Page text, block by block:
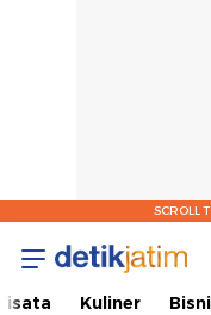
SCROLL
Kuliner